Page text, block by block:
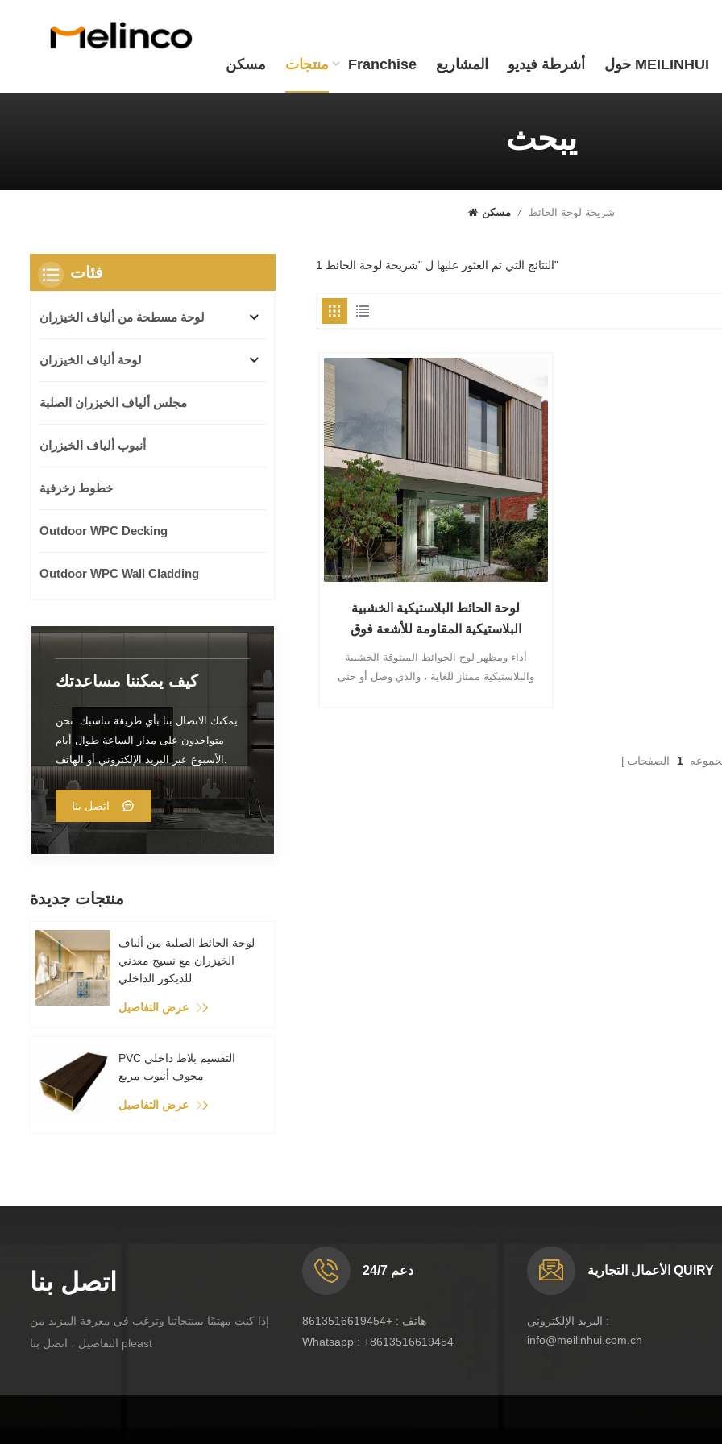
مسكن منتجات Franchise المشاريع أشرطة فيديو حول MEILINHUI
يبحث
مسكن / شريحة لوحة الحائط
1 النتائج التي تم العثور عليها ل "شريحة لوحة الحائط"
لوحة الحائط البلاستيكية الخشبية
البلاستيكية المقاومة للأشعة فوق
البنفسجية المقاومة للرطوبة
أداء ومظهر لوح الحوائط المبثوقة الخشبية
والبلاستيكية ممتاز للغاية ، والذي وصل أو حتى
1 الصفحات
فئات
لوحة مسطحة من ألياف الخيزران
لوحة ألياف الخيزران
مجلس ألياف الخيزران الصلبة
أنبوب ألياف الخيزران
خطوط زخرفية
Outdoor WPC Decking
Outdoor WPC Wall Cladding
كيف يمكننا مساعدتك
يمكنك الاتصال بنا بأي طريقة تناسبك. نحن
متواجدون على مدار الساعة طوال أيام
الأسبوع عبر البريد الإلكتروني أو الهاتف.
منتجات جديدة
لوحة الحائط الصلبة من ألياف
الخيزران مع نسيج معدني
للديكور الداخلي
عرض التفاصيل
PVC التقسيم بلاط داخلي
مجوف أنبوب مربع
عرض التفاصيل
اتصل بنا
إذا كنت مهتمًا بمنتجاتنا وترغب في معرفة المزيد من
التفاصيل ، اتصل بنا pleast
دعم 24/7
هاتف :+8613516619454
Whatsapp : +8613516619454
الأعمال التجارية QUIRY
البريد الإلكتروني :
info@meilinhui.com.cn